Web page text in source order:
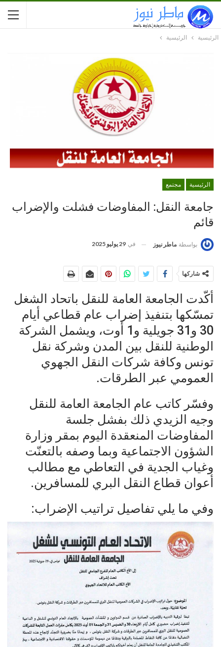
الرئيسية الرئيسية
الرئيسية مجتمع
جامعة النقل: المفاوضات فشلت والإضراب
قائم
بواسطة ماطر نيوز في 29 يوليو 2025
شاركها
أكّدت الجامعة العامة للنقل باتحاد الشغل
تمسّكها بتنفيذ إضراب عام قطاعي أيام
30 و31 جويلية و1 أوت، ويشمل الشركة
الوطنية للنقل بين المدن وشركة نقل
تونس وكافة شركات النقل الجهوي
العمومي عبر الطرقات.
وفسّر كاتب عام الجامعة العامة للنقل
وجيه الزيدي ذلك بفشل جلسة
المفاوضات المنعقدة اليوم بمقر وزارة
الشؤون الاجتماعية وبما وصفه بالتعنّت
وغياب الجدية في التعاطي مع مطالب
أعوان قطاع النقل البري للمسافرين.
وفي ما يلي تفاصيل تراتيب الإضراب: